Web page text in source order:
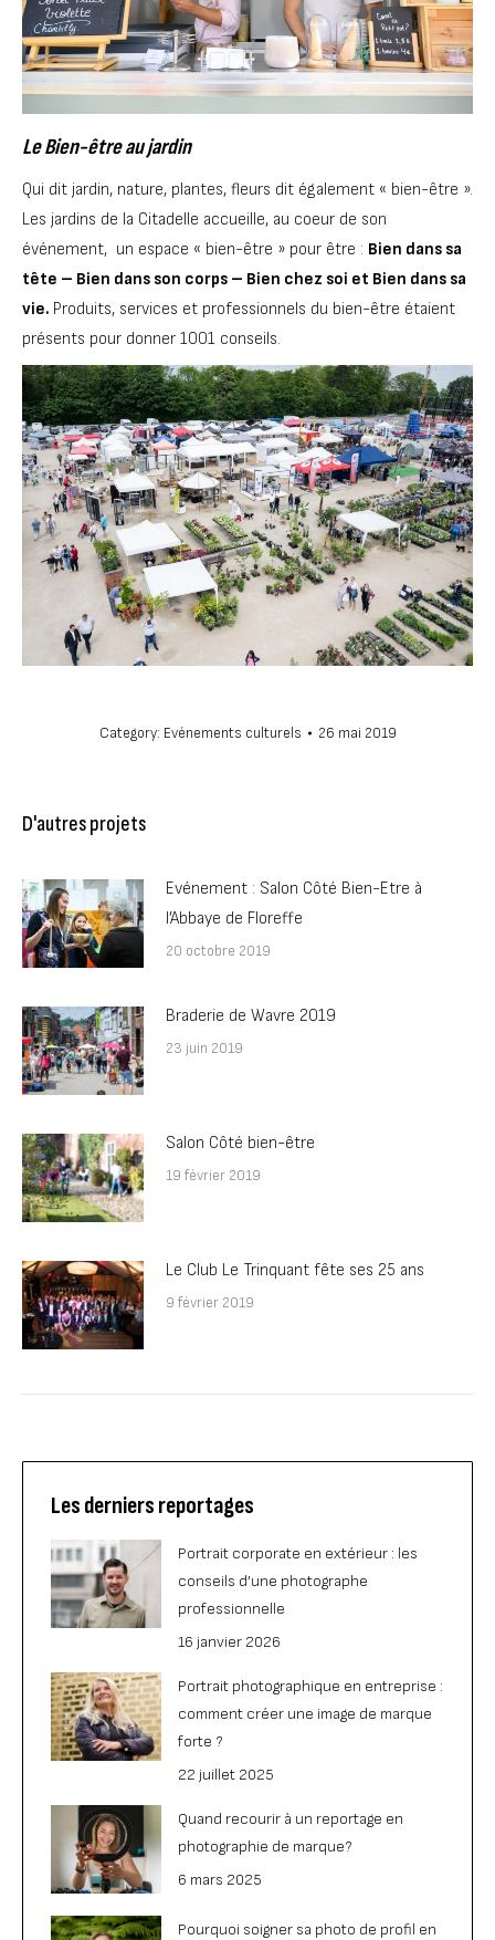
Le Bien-être au jardin
Qui dit jardin, nature, plantes, fleurs dit également « bien-être ».
Les jardins de la Citadelle accueille, au coeur de son
événement, un espace « bien-être » pour être : Bien dans sa
tête – Bien dans son corps – Bien chez soi et Bien dans sa
vie. Produits, services et professionnels du bien-être étaient
présents pour donner 1001 conseils.
Category: Evénements culturels 26 mai 2019
D'autres projets
Evénement : Salon Côté Bien-Etre à
l’Abbaye de Floreffe
20 octobre 2019
Braderie de Wavre 2019
23 juin 2019
Salon Côté bien-être
19 février 2019
Le Club Le Trinquant fête ses 25 ans
9 février 2019
Les derniers reportages
Portrait corporate en extérieur : les
conseils d’une photographe
professionnelle
16 janvier 2026
Portrait photographique en entreprise :
comment créer une image de marque
forte ?
22 juillet 2025
Quand recourir à un reportage en
photographie de marque?
6 mars 2025
Pourquoi soigner sa photo de profil en